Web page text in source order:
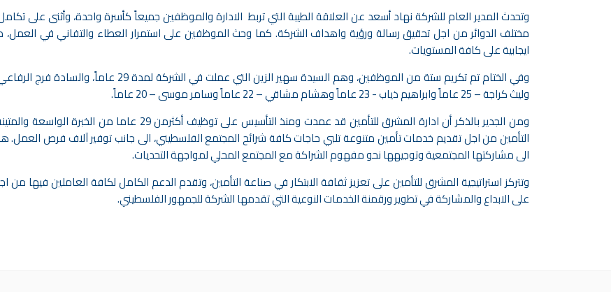
وتحدث المدير العام للشركة نهاد أسعد عن العلاقة الطيبة التي تربط الادارة والموظفين جميعاً كأسرة واحدة، وأثنى على تكامل
مختلف الدوائر من اجل تحقيق رسالة ورؤية واهداف الشركة. كما وحث الموظفين على استمرار العطاء والتفاني في العمل،
ايجابية على كافة المستويات.
وليث كراجة – 25 عاماً وابراهيم ذياب - 23 عاماً وهشام مشاقي – 22 عاماً وسامر موسى – 20 عاماً.
ومن الجدير بالذكر أن ادارة المشرق للتأمين قد عمدت ومنذ التأسيس على توظيف أكثرمن 29 عاما
التأمين من اجل تقديم خدمات تأمين متنوعة تلبي حاجات كافة شرائح المجتمع الفلسطيني، الى جانب توفير آلاف فرص العمل.
الى مشاركتها المجتمعية وتوجيهها نحو مفهوم الشراكة مع المجتمع المحلي لمواجهة التحديات.
وتتركز استراتيجية المشرق للتأمين على تعزيز ثقافة الابتكار في صناعة التأمين، وتقدم الدعم الكامل لكافة العاملين فيها من
على الابداع والمشاركة في تطوير ورقمنة الخدمات النوعية التي تقدمها الشركة للجمهور الفلسطيني.